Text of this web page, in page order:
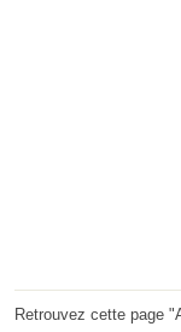
Retrouvez cette page